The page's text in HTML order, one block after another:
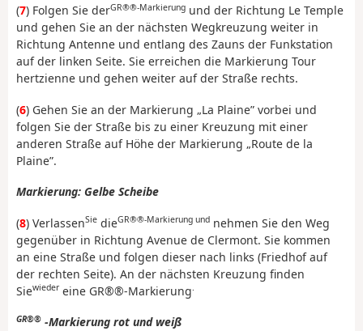
(7) Folgen Sie derGR®®-Markierung und der Richtung Le Temple
und gehen Sie an der nächsten Wegkreuzung weiter in
Richtung Antenne und entlang des Zauns der Funkstation
auf der linken Seite. Sie erreichen die Markierung Tour
hertzienne und gehen weiter auf der Straße rechts.
(6) Gehen Sie an der Markierung „La Plaine” vorbei und
folgen Sie der Straße bis zu einer Kreuzung mit einer
anderen Straße auf Höhe der Markierung „Route de la
Plaine”.
Markierung: Gelbe Scheibe
(8) VerlassenSie dieGR®®-Markierung und nehmen Sie den Weg
gegenüber in Richtung Avenue de Clermont. Sie kommen
an eine Straße und folgen dieser nach links (Friedhof auf
der rechten Seite). An der nächsten Kreuzung finden
Siewieder eine GR®®-Markierung.
GR®® -Markierung rot und weiß